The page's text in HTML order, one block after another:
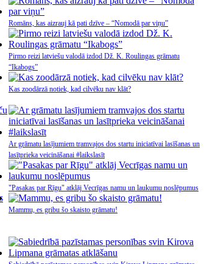
Romāns, kas aizrauj kā pati dzīve – “Nomodā par viņu”
Pirmo reizi latviešu valodā izdod Dž. K. Roulingas grāmatu
“Ikabogs”
Kas zoodārzā notiek, kad cilvēku nav klāt?
Ar grāmatu lasījumiem tramvajos dos startu iniciatīvai lasīšanas un
lasītprieka veicināšanai #laikslasīt
"Pasakas par Rīgu" atklāj Vecrīgas namu un laukumu noslēpumus
Mammu, es gribu šo skaisto grāmatu!